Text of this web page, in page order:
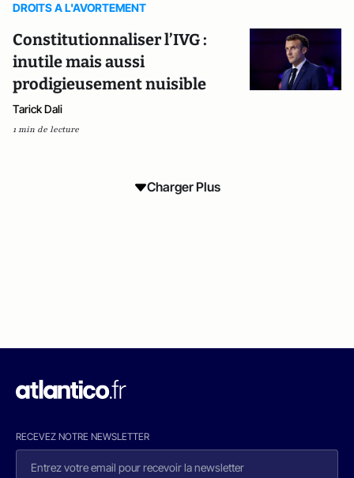
DROITS A L'AVORTEMENT
Constitutionnaliser l’IVG :
inutile mais aussi
prodigieusement nuisible
Tarick Dali
1 min de lecture
Charger Plus
RECEVEZ NOTRE NEWSLETTER